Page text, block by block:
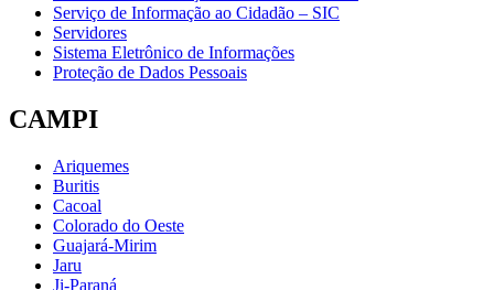
Serviço de Informação ao Cidadão – SIC
Servidores
Sistema Eletrônico de Informações
Proteção de Dados Pessoais
CAMPI
Ariquemes
Buritis
Cacoal
Colorado do Oeste
Guajará-Mirim
Jaru
Ji-Paraná